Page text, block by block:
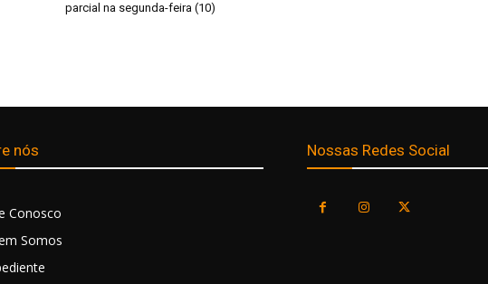
parcial na segunda-feira (10)
nós
Conosco
Somos
Nossas Redes Social